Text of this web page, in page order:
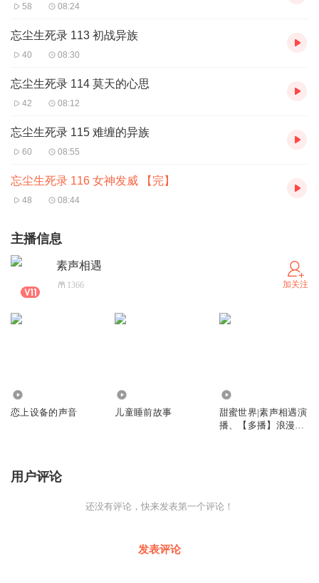
58 08:24
忘尘生死录 113 初战异族
40 08:30
忘尘生死录 114 莫天的心思
42 08:12
忘尘生死录 115 难缠的异族
60 08:55
忘尘生死录 116 女神发威 【完】
48 08:44
主播信息
素声相遇
1366 加关注
恋上设备的声音 儿童睡前故事
甜蜜世界|素声相遇演
播、【多播】浪漫言
用户评论
还没有评论，快来发表第一个评论！
发表评论